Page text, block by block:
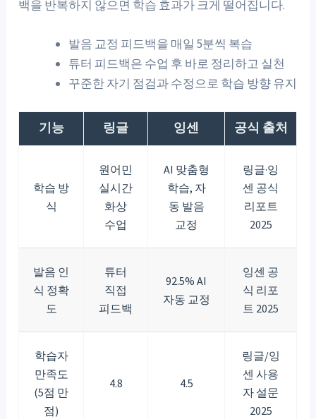
백을 반복하지 않으면 학습 효과가 크게 떨어집니다.
발음 교정 피드백을 매일 5분씩 복습
튜터 피드백은 수업 후 바로 정리하고 실천
꾸준한 자기 점검과 수정으로 학습 방향 유지
기능 링글 잉센 공식 출처
학습 방
식
원어민
실시간
화상
수업
AI 맞춤형
학습, 자
동 발음
교정
링글·잉
센 공식
리포트
2025
발음 인
식 정확
도
튜터
직접
피드백
92.5% AI
자동 교정
잉센 공
식 리포
트 2025
학습자
만족도
(5점 만
점)
4.8 4.5
링글/잉
센 사용
자 설문
2025